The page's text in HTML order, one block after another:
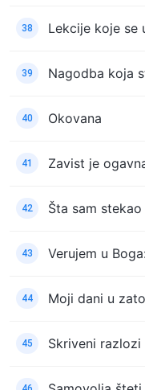
38 Lekcije koje se
39 Nagodba koja
40 Okovana
41 Zavist je
42 Šta sam
43 Verujem u
44 Moji dani u
45 Skriveni